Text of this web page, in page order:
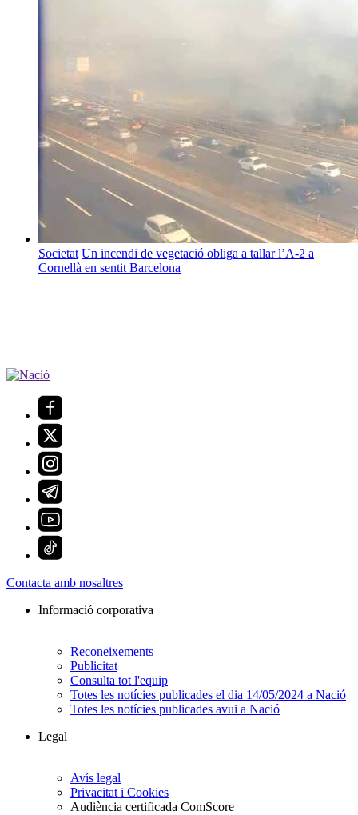
Societat Un incendi de vegetació obliga a tallar l’A-2 a
Cornellà en sentit Barcelona
Contacta amb nosaltres
Informació corporativa
Reconeixements
Publicitat
Consulta tot l'equip
Totes les notícies publicades el dia 14/05/2024 a Nació
Totes les notícies publicades avui a Nació
Legal
Avís legal
Privacitat i Cookies
Audiència certificada ComScore